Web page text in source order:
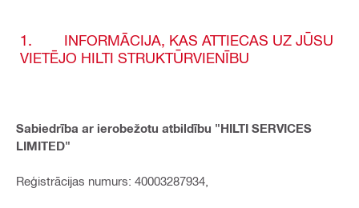
1. INFORMĀCIJA, KAS ATTIECAS UZ JŪSU
VIETĒJO HILTI STRUKTŪRVIENĪBU
Sabiedrība ar ierobežotu atbildību "HILTI SERVICES
LIMITED"
Reģistrācijas numurs: 40003287934,